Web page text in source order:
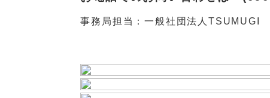
事務局担当：一般社団法人